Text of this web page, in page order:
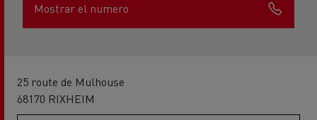
Mostrar el numero
25 route de Mulhouse
68170 RIXHEIM